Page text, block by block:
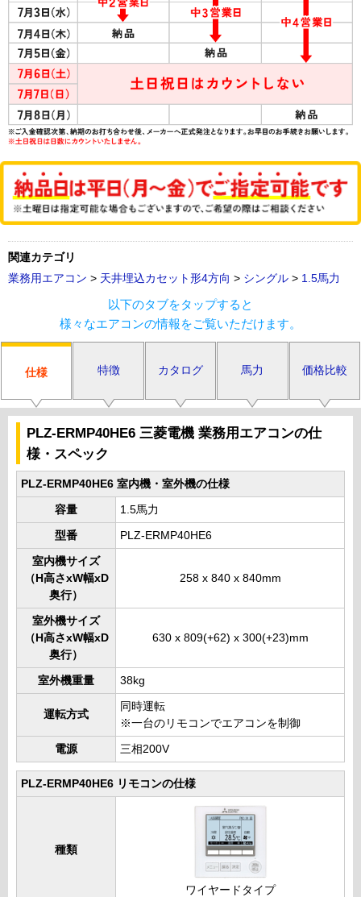
関連カテゴリ
業務用エアコン > 天井埋込カセット形4方向 > シングル > 1.5馬力
以下のタブをタップすると
様々なエアコンの情報をご覧いただけます。
仕様 特徴 カタログ 馬力 価格比較
PLZ-ERMP40HE6 三菱電機 業務用エアコンの仕
様・スペック
PLZ-ERMP40HE6 室内機・室外機の仕様
容量 1.5馬力
型番 PLZ-ERMP40HE6
室内機サイズ
（H高さxW幅xD
奥行）
258 x 840 x 840mm
室外機サイズ
（H高さxW幅xD
奥行）
630 x 809(+62) x 300(+23)mm
室外機重量 38kg
運転方式
同時運転
※一台のリモコンでエアコンを制御
電源 三相200V
PLZ-ERMP40HE6 リモコンの仕様
種類
ワイヤードタイプ